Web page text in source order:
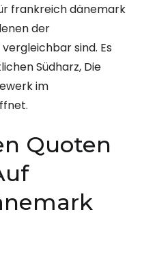
frankreich dänemark
der
sind. Es
Südharz, Die
im
Quoten